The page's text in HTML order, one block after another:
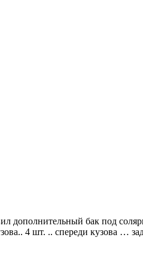
дополнительный бак под
4 шт. .. спереди кузова …